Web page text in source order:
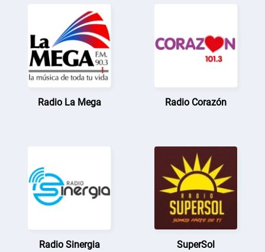
Radio La Mega Radio Corazón
Radio Sinergia SuperSol